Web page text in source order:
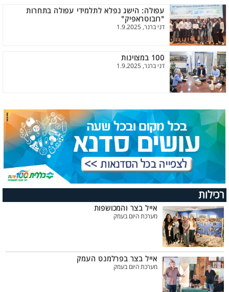
עפולה: הישג נפלא לתלמידי עפולה בתחרות
"רובוטראפיק"
דני ברנר, 1.9.2025
100 במצוינות
דני ברנר, 1.9.2025
רכילות
אייל בצר והמכושפות
מערכת היום בעמק
אייל בצר בפרלמנט העמק
מערכת היום בעמק